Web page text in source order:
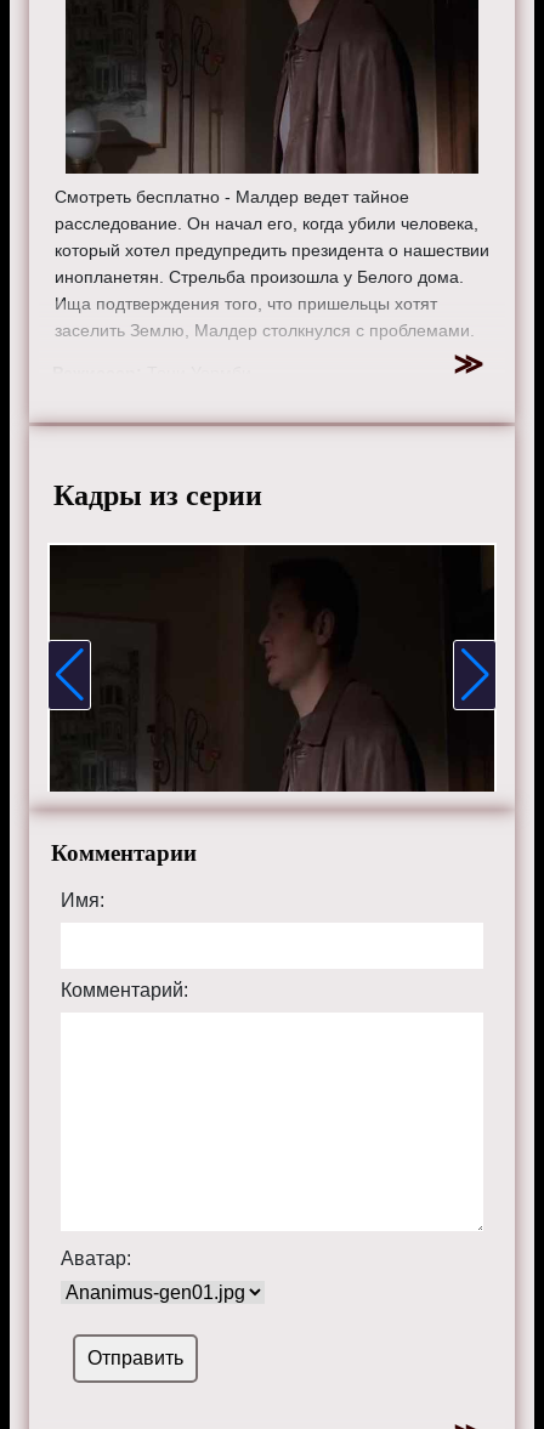
Смотреть бесплатно - Малдер ведет тайное
расследование. Он начал его, когда убили человека,
который хотел предупредить президента о нашествии
инопланетян. Стрельба произошла у Белого дома.
Ища подтверждения того, что пришельцы хотят
заселить Землю, Малдер столкнулся с проблемами.
Андерсон, Дэвид Духовны и Роберт Патрик.
материалы » бесплатно в хорошем HD качестве, на
filetv.ru.
Кадры из серии
Комментарии
Имя:
Комментарий:
Аватар: